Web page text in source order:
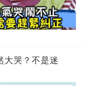
大哭？不是迷